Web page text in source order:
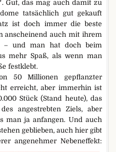
Gut, das mag auch damit zu
tatsächlich gut gekauft
ist doch immer die beste
anscheinend auch mit ihrem
– und man hat doch beim
mehr Spaß, als wenn man
festklebt.
50 Millionen gepflanzter
erreicht, aber immerhin ist
Stück (Stand heute), das
angestrebten Ziels, aber
man ja anfangen. Und auch
geblieben, auch hier gibt
angenehmer Nebeneffekt: